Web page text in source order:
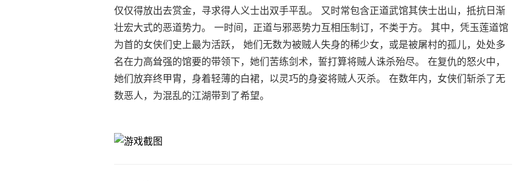
仅仅得放出去赏金，寻求得人义士出双手平乱。 又时常包含正道武馆其侠士出山，抵抗日渐
壮宏大式的恶道势力。 一时间，正道与邪恶势力互相压制订，不类于方。 其中，凭玉莲道馆
为首的女侠们史上最为活跃， 她们无数为被贼人失身的稀少女，或是被屠村的孤儿，处处多
名在力高耸强的馆要的带领下，她们苦练剑术，誓打算将贼人诛杀殆尽。 在复仇的怒火中，
她们放弃终甲胄，身着轻薄的白裙，以灵巧的身姿将贼人灭杀。 在数年内，女侠们斩杀了无
数恶人，为混乱的江湖带到了希望。